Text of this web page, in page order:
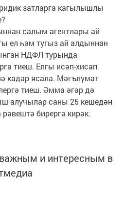
затларга кагылышлы
салым агентлары ай
ел һәм тугыз ай алдыннан
НДФЛ турында
тиеш. Елгы исәп-хисап
кадәр ясала. Мәгълүмат
тиеш. Әмма әгәр дә
алучылар саны 25 кешедән
бирергә кирәк.
и интересным в